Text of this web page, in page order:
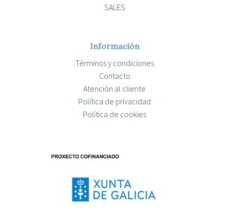
SALES
Información
Términos y condiciones
Contacto
Atención al cliente
Política de privacidad
Política de cookies